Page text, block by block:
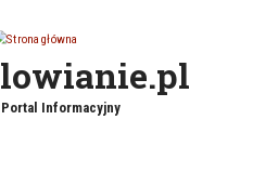
Informacyjny